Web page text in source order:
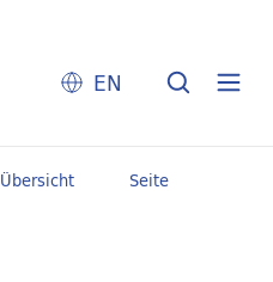
EN
Übersicht Seite